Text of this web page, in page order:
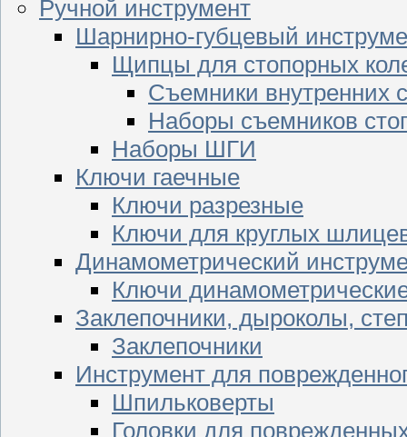
Ручной инструмент
Шарнирно-губцевый
Щипцы для стопорных
Съемники внутренних
Наборы съемников
Наборы ШГИ
Ключи гаечные
Ключи разрезные
Ключи для круглых
Динамометрический
Ключи
Заклепочники, дыроколы,
Заклепочники
Инструмент для
Шпильковерты
Головки для